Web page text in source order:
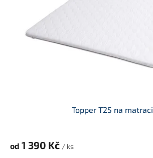
Topper T25 na matraci
od 1 390 Kč / ks